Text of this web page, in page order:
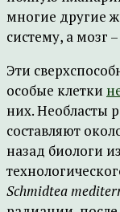
многие другие
систему, а мозг
Эти
особые клетки
них. Необласты
составляют
назад биологи
Schmidtea